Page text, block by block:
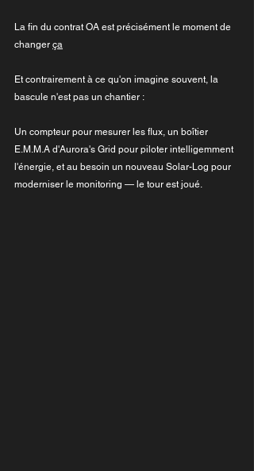
La fin du contrat OA est précisément le moment de
changer ça
Et contrairement à ce qu'on imagine souvent, la
bascule n'est pas un chantier :
Un compteur pour mesurer les flux, un boîtier
E.M.M.A d'Aurora's Grid pour piloter intelligemment
l'énergie, et au besoin un nouveau Solar-Log pour
moderniser le monitoring — le tour est joué.